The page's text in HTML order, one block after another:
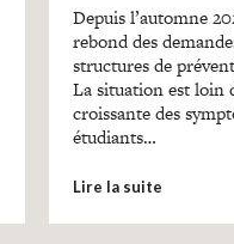
Depuis l’automne
rebond des
structures de
La situation est loin
croissante des
étudiants…
Lire la suite